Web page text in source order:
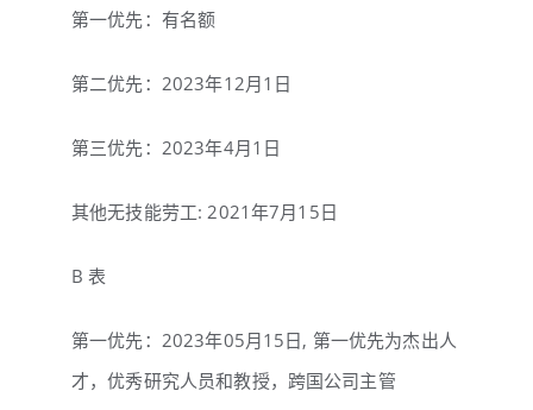
第一优先：有名额
第二优先：2023年12月1日
第三优先：2023年4月1日
其他无技能劳工: 2021年7月15日
B 表
第一优先：2023年05月15日, 第一优先为杰出人
才，优秀研究人员和教授，跨国公司主管